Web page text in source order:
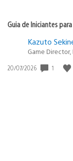
Guia de Iniciantes
Kazuto
Game
Data
20/07/2026 1